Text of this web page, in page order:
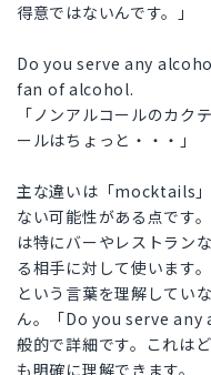
得意ではないんです。」
Do you serve any
fan of alcohol.
「ノンアルコールのカク
ールはちょっと・・・」
主な違いは「mocktails
ない可能性がある点です
は特にバーやレストラン
る相手に対して使います
という言葉を理解してい
ん。「Do you serve
般的で詳細です。これは
も明確に理解できます。